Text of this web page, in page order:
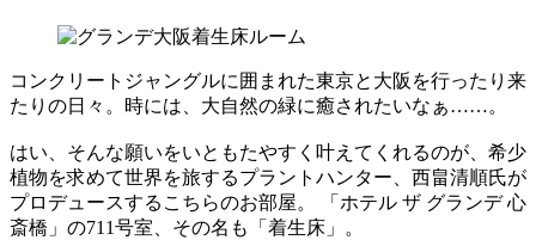
コンクリートジャングルに囲まれた東京と大阪を行ったり来
たりの日々。時には、大自然の緑に癒されたいなぁ……。
はい、そんな願いをいともたやすく叶えてくれるのが、希少
植物を求めて世界を旅するプラントハンター、西畠清順氏が
プロデュースするこちらのお部屋。 「ホテル ザ グランデ 心
斎橋」の711号室、その名も「着生床」。